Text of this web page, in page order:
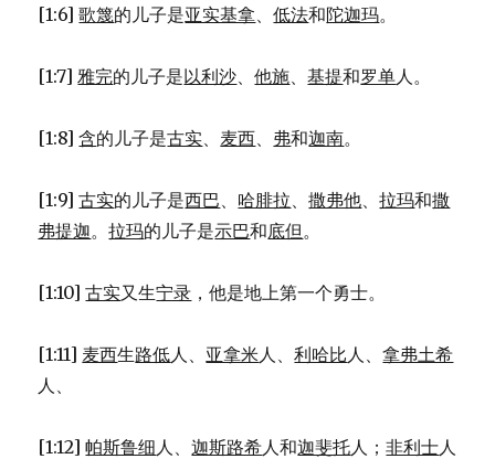
[1:6]歌篾的儿子是亚实基拿、低法和陀迦玛。
[1:7]雅完的儿子是以利沙、他施、基提和罗单人。
[1:8]含的儿子是古实、 麦西、 弗和迦南。
[1:9]古实的儿子是西巴、 哈腓拉、撒弗他、拉玛和撒
弗提迦。拉玛的儿子是示巴和底但。
[1:10]古实又生宁录 ，他是地上第一个勇士。
[1:11] 麦西生路低人、 亚拿米人、利哈比人、拿弗土希
人、
[1:12]帕斯鲁细人、迦斯路希人和迦斐托人；非利士人